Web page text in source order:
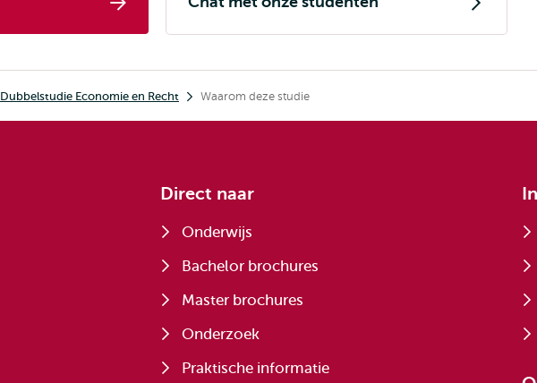
Dubbelstudie Economie en Recht Waarom deze studie
Direct naar
Onderwijs
Bachelor brochures
Master brochures
Onderzoek
Praktische informatie